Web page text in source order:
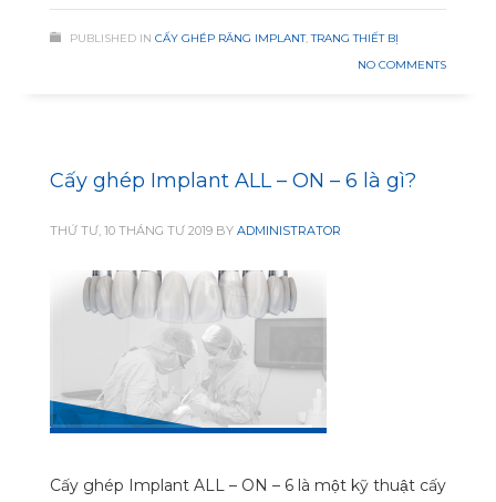
PUBLISHED IN CẤY GHÉP RĂNG IMPLANT,TRANG THIẾT BỊ
NO COMMENTS
Cấy ghép Implant ALL – ON – 6 là gì?
THỨ TƯ, 10 THÁNG TƯ 2019 BY ADMINISTRATOR
Cấy ghép Implant ALL – ON – 6 là một kỹ thuật cấy